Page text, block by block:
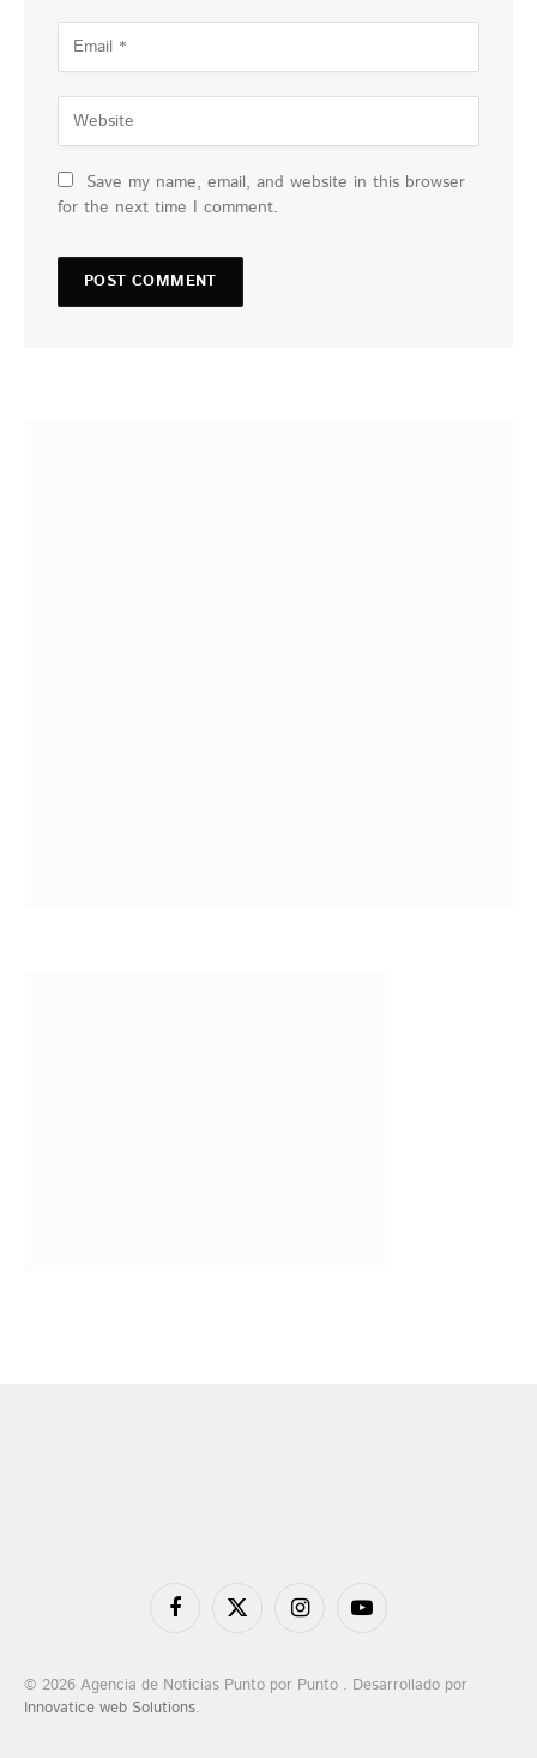
Save my name, email, and website in this browser
for the next time I comment.
FacebookX
InstagramYouTube
© 2026 Agencia de Noticias Punto por Punto . Desarrollado por
Innovatice web Solutions.